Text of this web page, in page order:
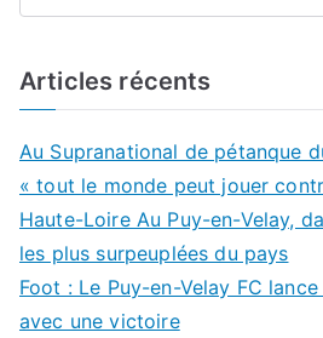
Articles récents
Au Supranational de pétanque
« tout le monde peut jouer
Haute-Loire Au Puy-en-Velay,
les plus surpeuplées du pays
Foot : Le Puy-en-Velay FC
avec une victoire